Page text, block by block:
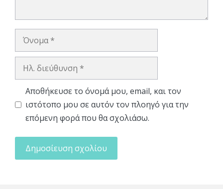
Όνομα
Ηλ.
Αποθήκευσε το όνομά μου, email, και τον
ιστότοπο μου σε αυτόν τον πλοηγό για την
επόμενη φορά που θα σχολιάσω.